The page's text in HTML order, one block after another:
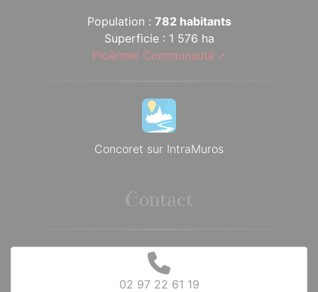
Population : 782 habitants
Superficie : 1 576 ha
Ploërmel Communauté
Concoret sur IntraMuros
Contact
02 97 22 61 19